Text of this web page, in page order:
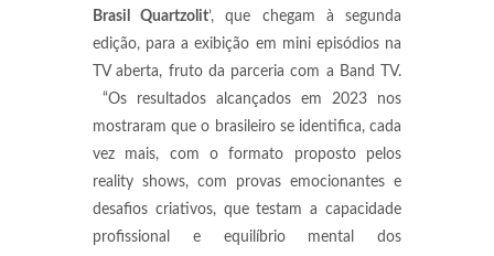
Brasil Quartzolit’, que chegam à segunda
edição, para a exibição em mini episódios na
TV aberta, fruto da parceria com a Band TV.
“Os resultados alcançados em 2023 nos
mostraram que o brasileiro se identifica, cada
vez mais, com o formato proposto pelos
reality shows, com provas emocionantes e
desafios criativos, que testam a capacidade
profissional e equilíbrio mental dos